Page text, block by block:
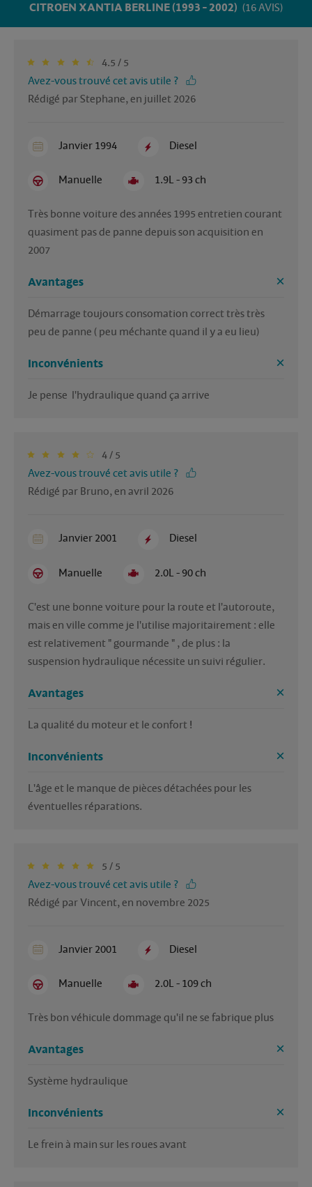
CITROEN XANTIA BERLINE (1993 - 2002) (16 AVIS)
4.5 / 5
Avez-vous trouvé cet avis utile ?
Rédigé par Stephane, en juillet 2026
Janvier 1994 Diesel
Manuelle 1.9L - 93 ch
Très bonne voiture des années 1995 entretien courant
quasiment pas de panne depuis son acquisition en
2007
Avantages
Démarrage toujours consomation correct très très
peu de panne ( peu méchante quand il y a eu lieu)
Inconvénients
Je pense  l'hydraulique quand ça arrive
4 / 5
Avez-vous trouvé cet avis utile ?
Rédigé par Bruno, en avril 2026
Janvier 2001 Diesel
Manuelle 2.0L - 90 ch
C'est une bonne voiture pour la route et l'autoroute,
mais en ville comme je l'utilise majoritairement : elle
est relativement " gourmande " , de plus : la
suspension hydraulique nécessite un suivi régulier.
Avantages
La qualité du moteur et le confort !
Inconvénients
L'âge et le manque de pièces détachées pour les
éventuelles réparations.
5 / 5
Avez-vous trouvé cet avis utile ?
Rédigé par Vincent, en novembre 2025
Janvier 2001 Diesel
Manuelle 2.0L - 109 ch
Très bon véhicule dommage qu'il ne se fabrique plus
Avantages
Système hydraulique
Inconvénients
Le frein à main sur les roues avant